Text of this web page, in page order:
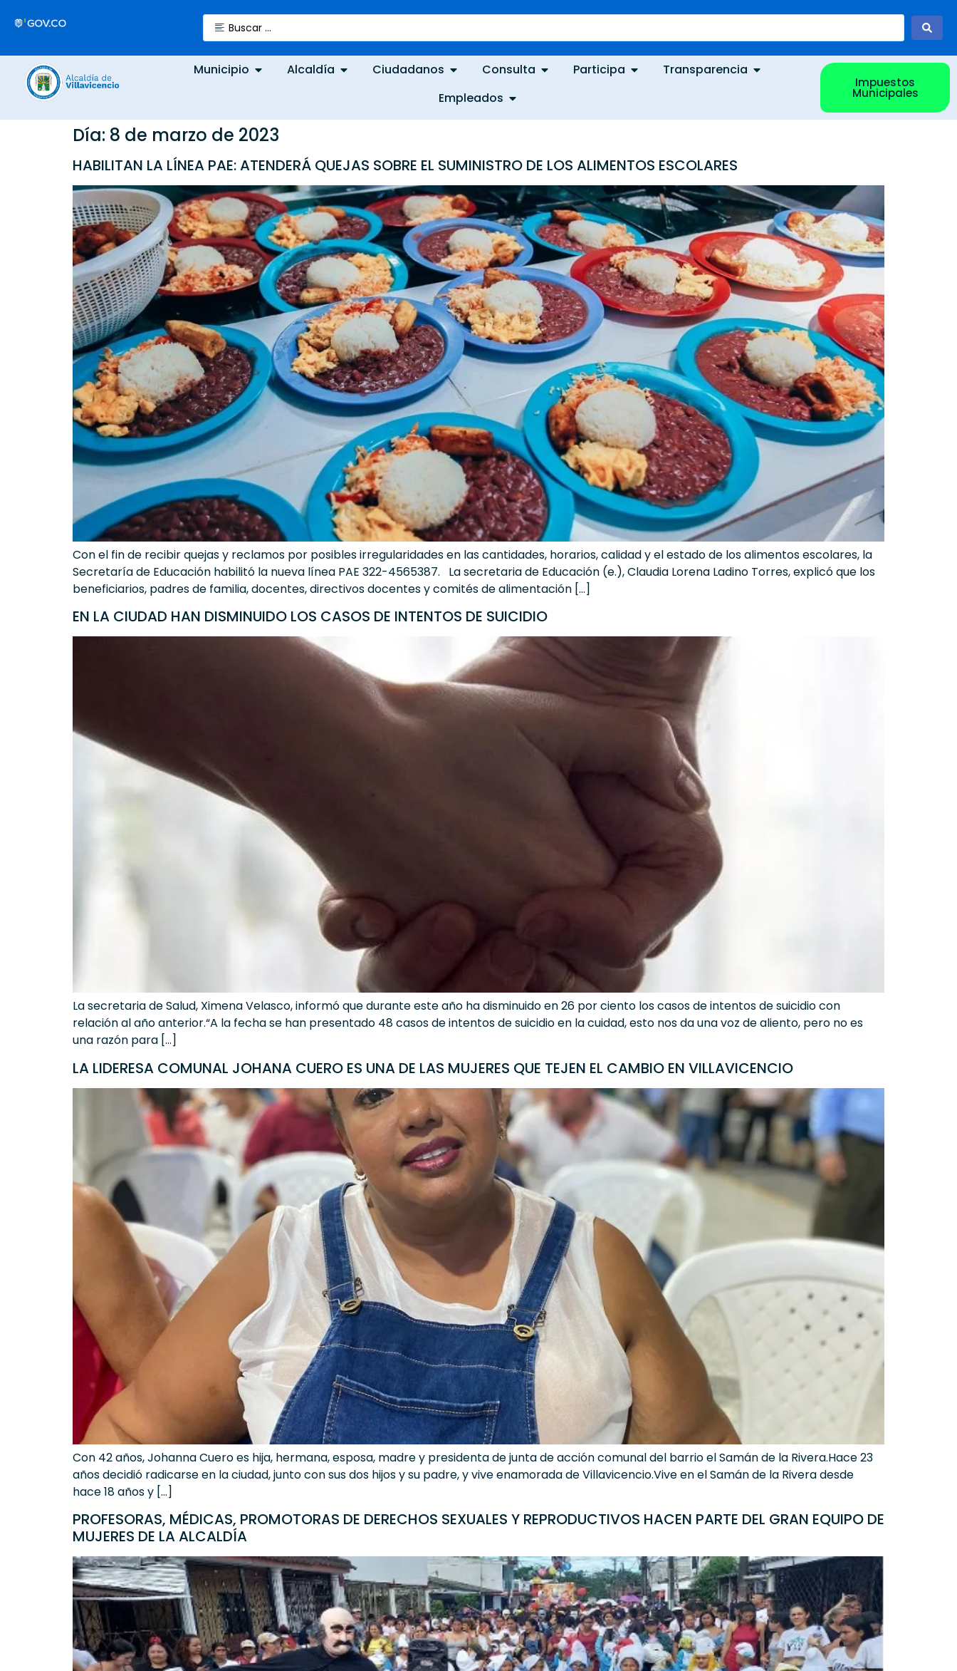
Municipio Alcaldía Ciudadanos Consulta Participa
Transparencia
Empleados
Impuestos
Municipales
Día: 8 de marzo de 2023
HABILITAN LA LÍNEA PAE: ATENDERÁ QUEJAS SOBRE EL SUMINISTRO DE LOS ALIMENTOS ESCOLARES
Con el fin de recibir quejas y reclamos por posibles irregularidades en las cantidades, horarios, calidad y el estado de los alimentos escolares, la
Secretaría de Educación habilitó la nueva línea PAE 322-4565387. La secretaria de Educación (e.), Claudia Lorena Ladino Torres, explicó que los
beneficiarios, padres de familia, docentes, directivos docentes y comités de alimentación […]
EN LA CIUDAD HAN DISMINUIDO LOS CASOS DE INTENTOS DE SUICIDIO
La secretaria de Salud, Ximena Velasco, informó que durante este año ha disminuido en 26 por ciento los casos de intentos de suicidio con
relación al año anterior.“A la fecha se han presentado 48 casos de intentos de suicidio en la cuidad, esto nos da una voz de aliento, pero no es
una razón para […]
LA LIDERESA COMUNAL JOHANA CUERO ES UNA DE LAS MUJERES QUE TEJEN EL CAMBIO EN VILLAVICENCIO
Con 42 años, Johanna Cuero es hija, hermana, esposa, madre y presidenta de junta de acción comunal del barrio el Samán de la Rivera.Hace 23
años decidió radicarse en la ciudad, junto con sus dos hijos y su padre, y vive enamorada de Villavicencio.Vive en el Samán de la Rivera desde
hace 18 años y […]
PROFESORAS, MÉDICAS, PROMOTORAS DE DERECHOS SEXUALES Y REPRODUCTIVOS HACEN PARTE DEL GRAN EQUIPO DE
MUJERES DE LA ALCALDÍA